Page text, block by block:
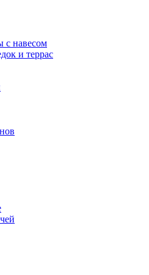
с навесом
и террас